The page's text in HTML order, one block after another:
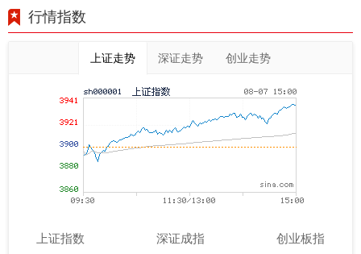
行情指数
上证走势 深证走势 创业走势
上证指数 深证成指 创业板指